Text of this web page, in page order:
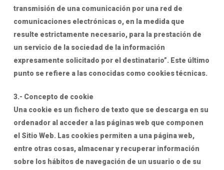
transmisión de una comunicación por una red de
comunicaciones electrónicas o, en la medida que
resulte estrictamente necesario, para la prestación de
un servicio de la sociedad de la información
expresamente solicitado por el destinatario”. Este último
punto se refiere a las conocidas como cookies técnicas.
3.- Concepto de cookie
Una cookie es un fichero de texto que se descarga en su
ordenador al acceder a las páginas web que componen
el Sitio Web. Las cookies permiten a una página web,
entre otras cosas, almacenar y recuperar información
sobre los hábitos de navegación de un usuario o de su